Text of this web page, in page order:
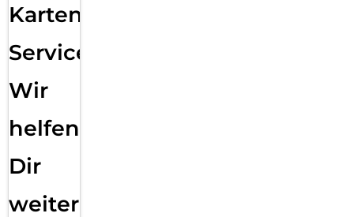
Karten
Service:
Wir
helfen
Dir
weiter